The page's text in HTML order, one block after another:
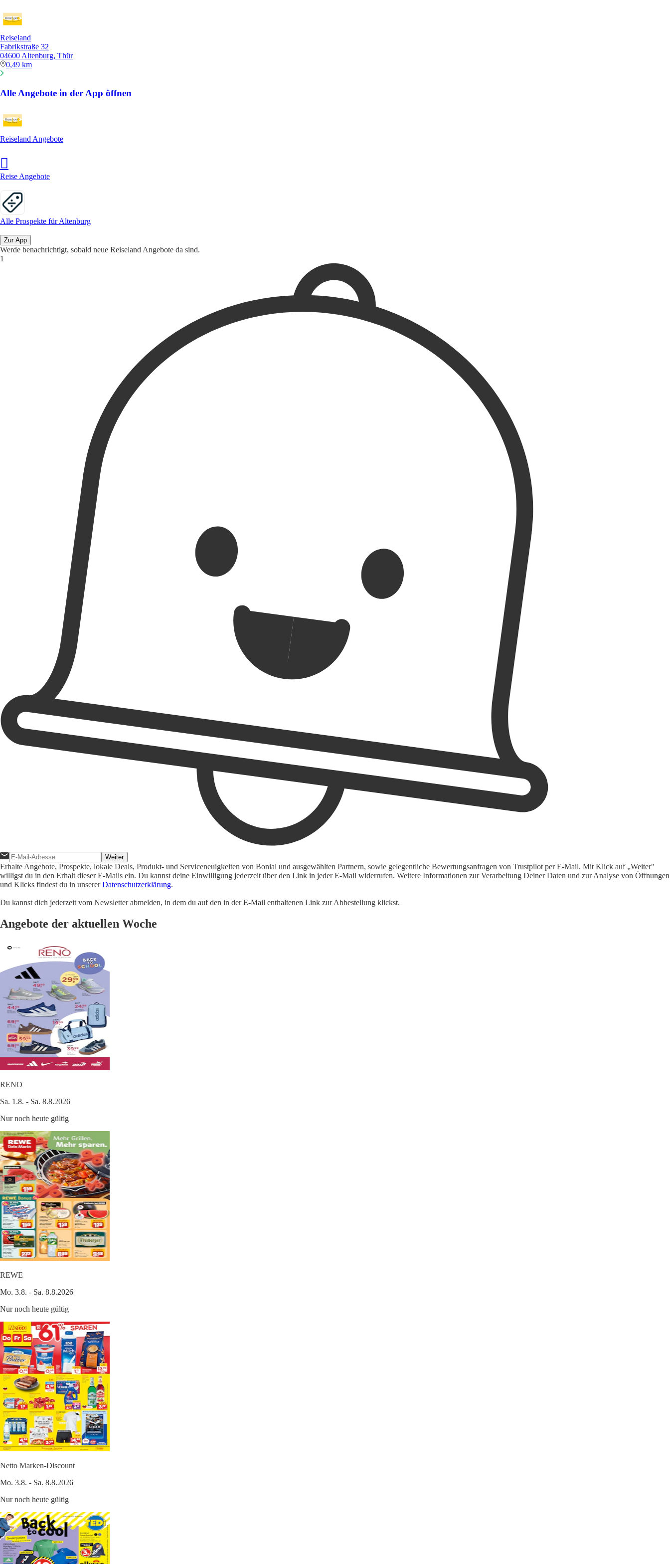
Reiseland
Fabrikstraße 32
04600 Altenburg, Thür
0,49 km
Alle Angebote in der App öffnen
Reiseland Angebote
Reise Angebote
Alle Prospekte für Altenburg
Zur App
Werde benachrichtigt, sobald neue Reiseland Angebote da sind.
Weiter
Erhalte Angebote, Prospekte, lokale Deals, Produkt- und Serviceneuigkeiten von Bonial und ausgewählten Partnern, sowie gelegentliche Bewertungsanfragen von Trustpilot per E-Mail. Mit Klick auf „Weiter"
willigst du in den Erhalt dieser E-Mails ein. Du kannst deine Einwilligung jederzeit über den Link in jeder E-Mail widerrufen. Weitere Informationen zur Verarbeitung Deiner Daten und zur Analyse von Öffnungen
und Klicks findest du in unsererDatenschutzerklärung.
Du kannst dich jederzeit vom Newsletter abmelden, in dem du auf den in der E-Mail enthaltenen Link zur Abbestellung klickst.
Angebote der aktuellen Woche
RENO
Sa. 1.8. - Sa. 8.8.2026
Nur noch heute gültig
REWE
Mo. 3.8. - Sa. 8.8.2026
Nur noch heute gültig
Netto Marken-Discount
Mo. 3.8. - Sa. 8.8.2026
Nur noch heute gültig